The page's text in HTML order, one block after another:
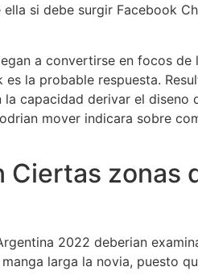
si debe surgir Facebook
a convertirse en focos de
la probable respuesta.
capacidad derivar el diseno
mover indicara sobre
zonas
2022 deberian
larga la novia, puesto